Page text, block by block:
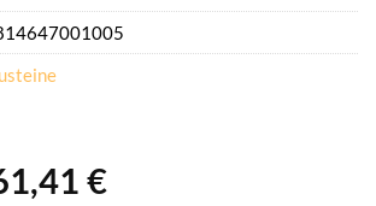
€Aktueller